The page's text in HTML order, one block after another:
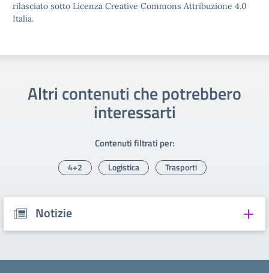
rilasciato sotto Licenza Creative Commons Attribuzione 4.0
Italia.
Altri contenuti che potrebbero
interessarti
Contenuti filtrati per:
4+2 Logistica Trasporti
Notizie